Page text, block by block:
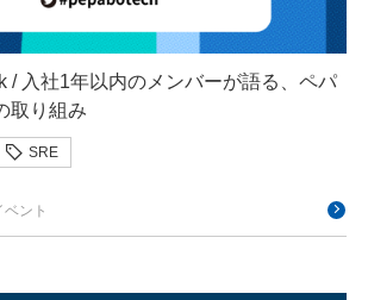
/ 入社1年以内のメンバーが語る、ペパ
取り組み
SRE
ベント